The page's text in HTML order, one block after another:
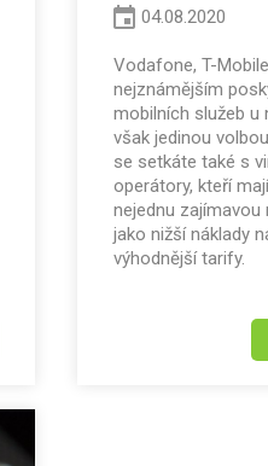
04.08.2020
Vodafone, T-
nejznámějším
mobilních služeb u
však jedinou
se setkáte také s
operátory, kteří
nejednu zajímavou
jako nižší náklady
výhodnější tarify.